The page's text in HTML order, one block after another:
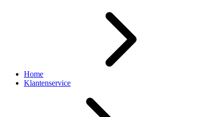
Home
Klantenservice